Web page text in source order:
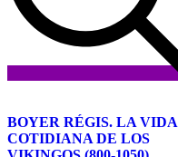
a
la
lista
BOYER RÉGIS. LA VIDA
COTIDIANA DE LOS